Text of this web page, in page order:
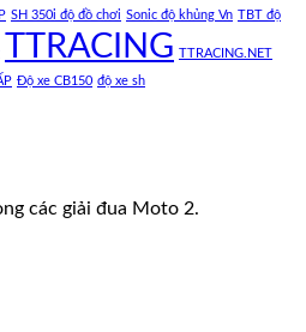
SH 350i độ đồ chơi Sonic độ khủng Vn TBT độ
TTRACING TTRACING.NET
Độ xe CB150 độ xe sh
các giải đua Moto 2.